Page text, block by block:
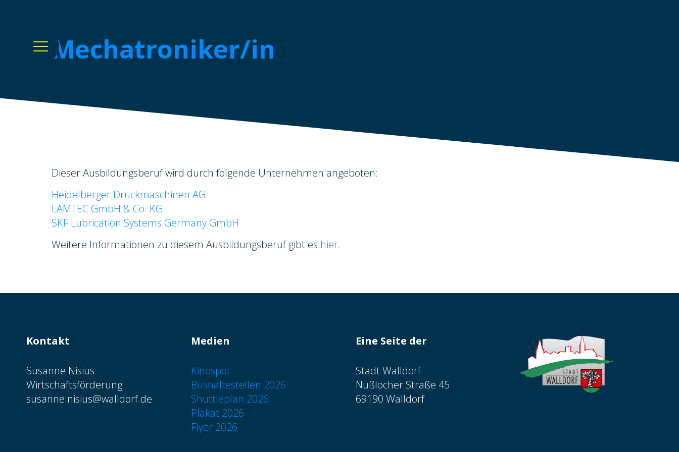
Mechatroniker/in
Dieser Ausbildungsberuf wird durch folgende Unternehmen angeboten:
Heidelberger Druckmaschinen AG
LAMTEC GmbH & Co. KG
SKF Lubrication Systems Germany GmbH
Weitere Informationen zu diesem Ausbildungsberuf gibt es hier.
Kontakt
Susanne Nisius
Wirtschaftsförderung
susanne.nisius@walldorf.de
Medien
Kinospot
Bushaltestellen 2026
Shuttleplan 2026
Plakat 2026
Flyer 2026
Eine Seite der
Stadt Walldorf
Nußlocher Straße 45
69190 Walldorf